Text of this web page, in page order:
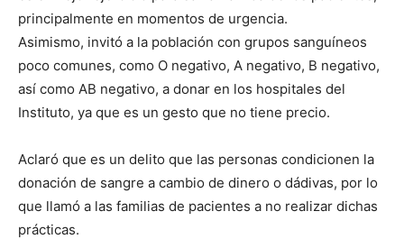
principalmente en momentos de urgencia.
Asimismo, invitó a la población con grupos sanguíneos
poco comunes, como O negativo, A negativo, B negativo,
así como AB negativo, a donar en los hospitales del
Instituto, ya que es un gesto que no tiene precio.
Aclaró que es un delito que las personas condicionen la
donación de sangre a cambio de dinero o dádivas, por lo
que llamó a las familias de pacientes a no realizar dichas
prácticas.